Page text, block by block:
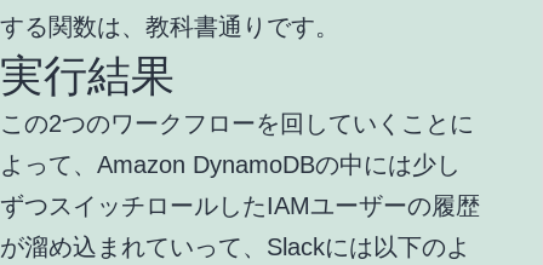
する関数は、教科書通りです。
実行結果
この2つのワークフローを回していくことに
よって、Amazon DynamoDBの中には少し
ずつスイッチロールしたIAMユーザーの履歴
が溜め込まれていって、Slackには以下のよ